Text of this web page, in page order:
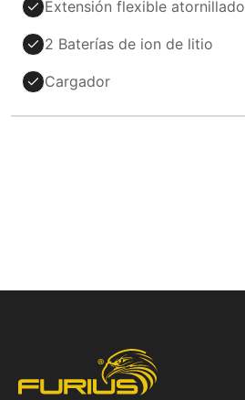
Extensión flexible atornillado
2 Baterías de ion de litio
Cargador